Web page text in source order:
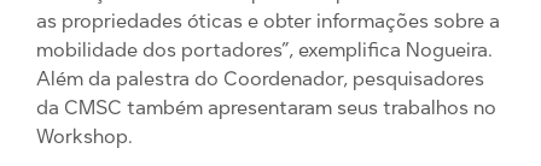
as propriedades óticas e obter informações sobre a
mobilidade dos portadores”, exemplifica Nogueira.
Além da palestra do Coordenador, pesquisadores
da CMSC também apresentaram seus trabalhos no
Workshop.